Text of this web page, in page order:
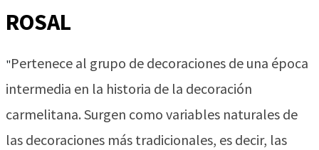
ROSAL
"Pertenece al grupo de decoraciones de una época
intermedia en la historia de la decoración
carmelitana. Surgen como variables naturales de
las decoraciones más tradicionales, es decir, las